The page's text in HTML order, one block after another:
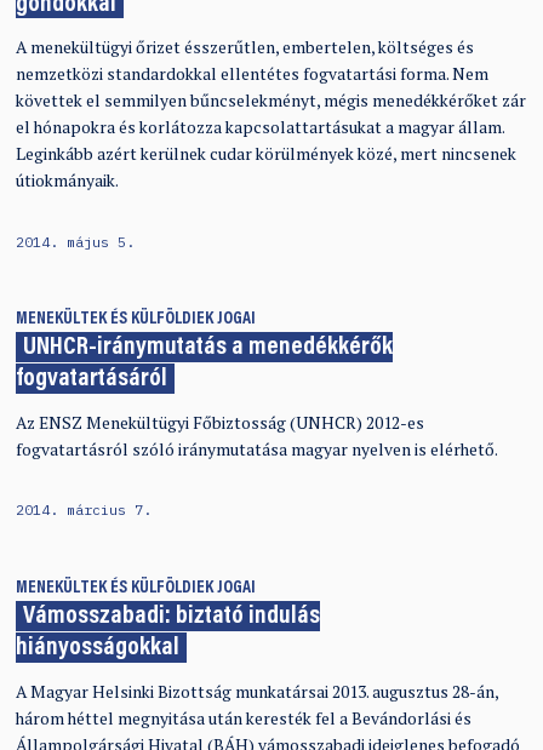
gondokkal
A menekültügyi őrizet ésszerűtlen, embertelen, költséges és
nemzetközi standardokkal ellentétes fogvatartási forma. Nem
követtek el semmilyen bűncselekményt, mégis menedékkérőket zár
el hónapokra és korlátozza kapcsolattartásukat a magyar állam.
Leginkább azért kerülnek cudar körülmények közé, mert nincsenek
útiokmányaik.
2014. május 5.
MENEKÜLTEK ÉS KÜLFÖLDIEK JOGAI
UNHCR-iránymutatás a menedékkérők
fogvatartásáról
Az ENSZ Menekültügyi Főbiztosság (UNHCR) 2012-es
fogvatartásról szóló iránymutatása magyar nyelven is elérhető.
2014. március 7.
MENEKÜLTEK ÉS KÜLFÖLDIEK JOGAI
Vámosszabadi: biztató indulás
hiányosságokkal
A Magyar Helsinki Bizottság munkatársai 2013. augusztus 28-án,
három héttel megnyitása után keresték fel a Bevándorlási és
Állampolgársági Hivatal (BÁH) vámosszabadi ideiglenes befogadó